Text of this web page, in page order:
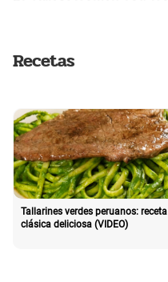
Recetas
Tallarines verdes peruanos: receta
clásica deliciosa (VIDEO)